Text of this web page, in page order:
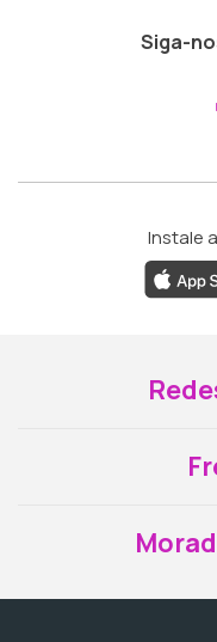
Siga-
Instale